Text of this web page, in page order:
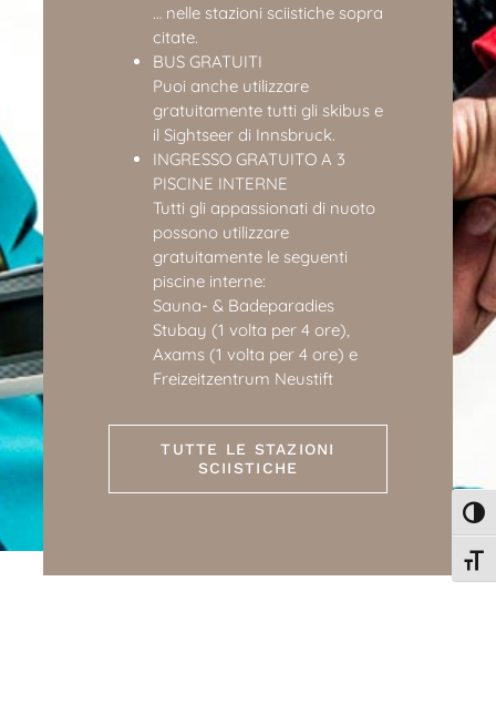
… nelle stazioni sciistiche sopra
citate.
BUS GRATUITI
Puoi anche utilizzare
gratuitamente tutti gli skibus e
il Sightseer di Innsbruck.
INGRESSO GRATUITO A 3
PISCINE INTERNE
Tutti gli appassionati di nuoto
possono utilizzare
gratuitamente le seguenti
piscine interne:
Sauna- & Badeparadies
Stubay (1 volta per 4 ore),
Axams (1 volta per 4 ore) e
Freizeitzentrum Neustift
TUTTE LE STAZIONI
SCIISTICHE